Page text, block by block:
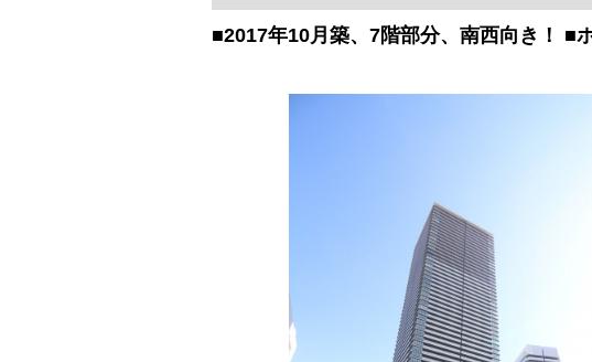
■2017年10月築、7階部分、南西向き！ ■